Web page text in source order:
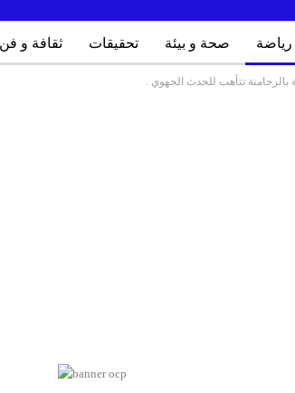
رياضة صحة و بيئة تحقيقات ثقافة و فن
بالرحامنة تتأهب للحدث الجهوي .